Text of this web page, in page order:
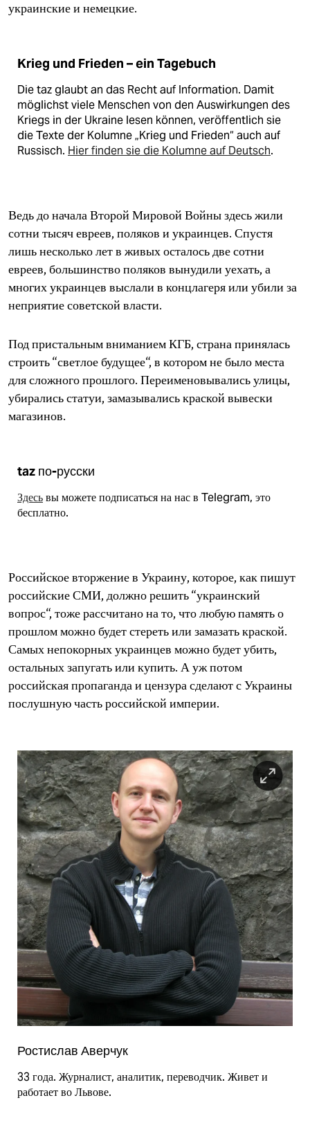
украинские и немецкие.
Krieg und Frieden – ein Tagebuch
Die taz glaubt an das Recht auf Information. Damit
möglichst viele Menschen von den Auswirkungen des
Kriegs in der Ukraine lesen können, veröffentlich sie
die Texte der Kolumne „Krieg und Frieden“ auch auf
Russisch. Hier finden sie die Kolumne auf Deutsch.
Ведь до начала Второй Мировой Войны здесь жили
сотни тысяч евреев, поляков и украинцев. Спустя
лишь несколько лет в живых осталось две сотни
евреев, большинство поляков вынудили уехать, а
многих украинцев выслали в концлагеря или убили за
неприятие советской власти.
Под пристальным вниманием КГБ, страна принялась
строить “светлое будущее“, в котором не было места
для сложного прошлого. Переименовывались улицы,
убирались статуи, замазывались краской вывески
магазинов.
taz по-русски
Здесьвы можете подписаться на нас в Telegram, это
бесплатно.
Российское вторжение в Украину, которое, как пишут
российские СМИ, должно решить “украинский
вопрос“, тоже рассчитано на то, что любую память о
прошлом можно будет стереть или замазать краской.
Самых непокорных украинцев можно будет убить,
остальных запугать или купить. А уж потом
российская пропаганда и цензура сделают с Украины
послушную часть российской империи.
Ростислав Аверчук
33 года. Журналист, аналитик, переводчик. Живет и
работает во Львове.